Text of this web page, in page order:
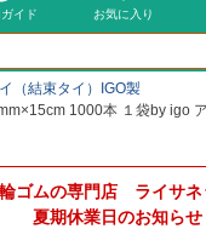
イド お気に入り
（結束タイ）IGO製
1000本 １袋by igo
輪ゴムの専門店 ライサネ
期休業日のお知